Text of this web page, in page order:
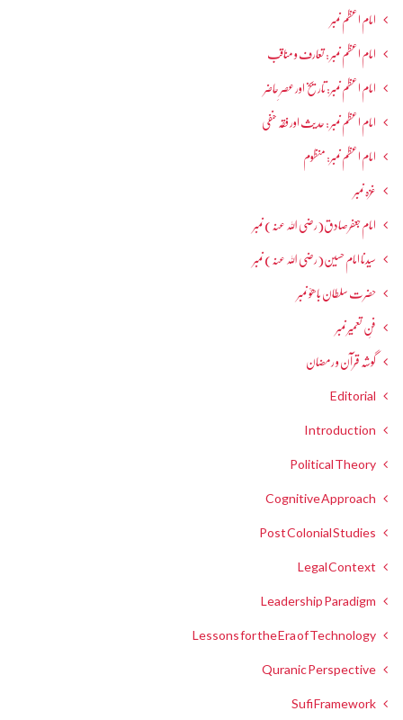
امام اعظم نمبر
امام اعظم نمبر : تعارف و مناقب
امام اعظم نمبر: تاریخ اور عصرِ حاضر
امام اعظم نمبر : حدیث اور فقہ حنفی
امام اعظم نمبر: منظوم
غزہ نمبر
امام جعفرصادق(رضی اللہ عنہ) نمبر
سیدنا امام حسین(رضی اللہ عنہ) نمبر
حضرت سلطان باھوؒ نمبر
فنِ تعمیر نمبر
گوشہ قرآن و رمضان
Editorial
Introduction
Political Theory
Cognitive Approach
Post Colonial Studies
Legal Context
Leadership Paradigm
Lessons for the Era of Technology
Quranic Perspective
Sufi Framework